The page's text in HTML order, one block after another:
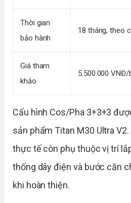
Thời gian
bảo hành
18 tháng, theo
Giá tham
khảo
5.500.000
Cấu hình Cos/Pha 3+3+3
sản phẩm Titan M30 Ultra
thực tế còn phụ thuộc vị trí
thống dây điện và bước căn
khi hoàn thiện.